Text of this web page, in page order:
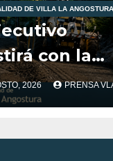
DE VILLA LA ANGOSTURA
con la
de ripio
no
2026 PRENSA